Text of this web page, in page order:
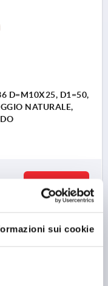
sui cookie
D=M10X25, D1=50,
NATURALE,